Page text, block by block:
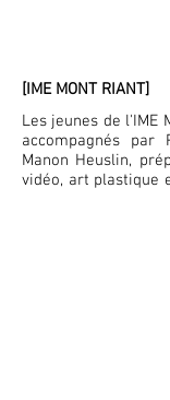
[IME MONT RIANT]
Les jeunes de l'IME
accompagnés par
Manon Heuslin,
vidéo, art plastique